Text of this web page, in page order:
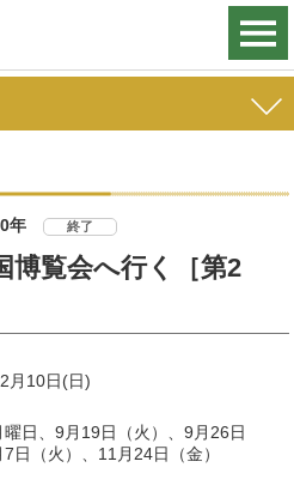
年 終了
博覧会へ行く［第2
月10日(日)
日、9月19日（火）、9月26日
日（火）、11月24日（金）